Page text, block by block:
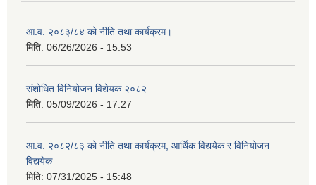
आ.व. २०८३/८४ को नीति तथा कार्यक्रम।
मिति: 06/26/2026 - 15:53
संशोधित विनियोजन विद्येयक २०८२
मिति: 05/09/2026 - 17:27
आ.व. २०८२/८३ को नीति तथा कार्यक्रम, आर्थिक विद्ययेक र विनियोजन
विद्ययेक
मिति: 07/31/2025 - 15:48